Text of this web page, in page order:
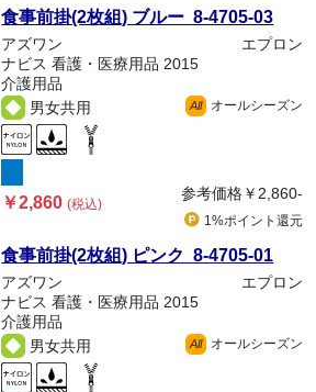
食事前掛(2枚組) ブルー 8-4705-03
アズワン
エプロン
ナビス 看護・医療用品 2015
介護用品
男女共用
All オールシーズン
￥2,860(税込)
参考価格￥2,860-
1%ポイント 還元
食事前掛(2枚組) ピンク 8-4705-01
アズワン
エプロン
ナビス 看護・医療用品 2015
介護用品
男女共用
All オールシーズン